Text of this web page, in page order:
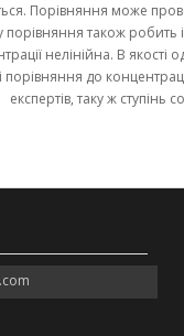
Порівняння може
також робить
нелінійна. В
порівняння до
експертів, таку ж ступінь